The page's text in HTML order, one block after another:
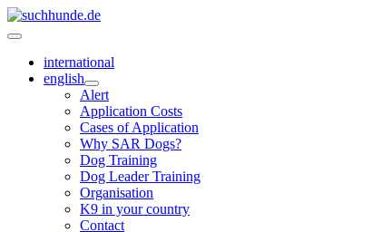
international
english
Alert
Application Costs
Cases of Application
Why SAR Dogs?
Dog Training
Dog Leader Training
Organisation
K9 in your country
Contact